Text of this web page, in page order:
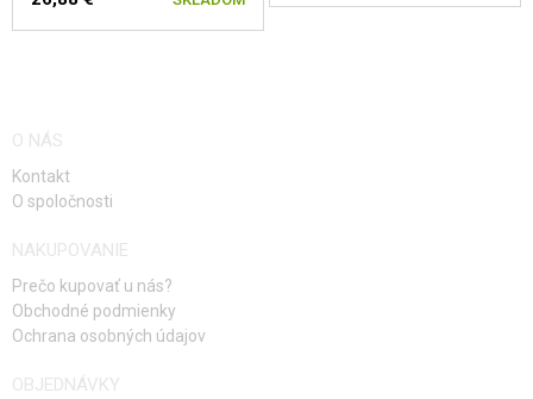
O NÁS
Kontakt
O spoločnosti
NAKUPOVANIE
Prečo kupovať u nás?
Obchodné podmienky
Ochrana osobných údajov
OBJEDNÁVKY